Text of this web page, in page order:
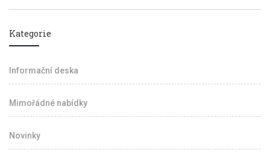
Kategorie
Informační deska
Mimořádné nabídky
Novinky